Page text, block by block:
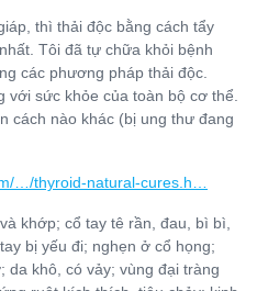
thì thải độc bằng cách tẩy
Tôi đã tự chữa khỏi bệnh
các phương pháp thải độc.
với sức khỏe của toàn bộ cơ thể.
cách nào khác (bị ung thư đang
…/thyroid-natural-cures.h…
khớp; cổ tay tê rần, đau, bì bì,
bị yếu đi; nghẹn ở cổ họng;
da khô, có vảy; vùng đại tràng